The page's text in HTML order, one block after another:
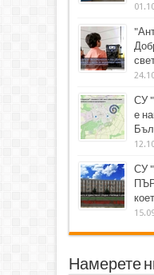
СУ
е
СУ
Намерете